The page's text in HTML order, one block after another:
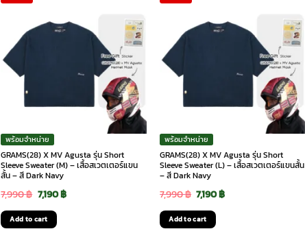
พร้อมจำหน่าย
GRAMS(28) X MV Agusta รุ่น Short
Sleeve Sweater (M) – เสื้อสเวตเตอร์แขน
สั้น – สี Dark Navy
7,990฿ Original
price
was:
7,190฿Current
Add to cart
พร้อมจำหน่าย
GRAMS(28) X MV Agusta รุ่น Short
Sleeve Sweater (L) – เสื้อสเวตเตอร์แขนสั้น
– สี Dark Navy
7,990฿ Original
price
was:
7,190฿Current
Add to cart